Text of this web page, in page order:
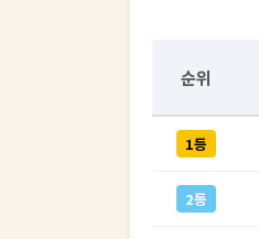
순위
1등
2등